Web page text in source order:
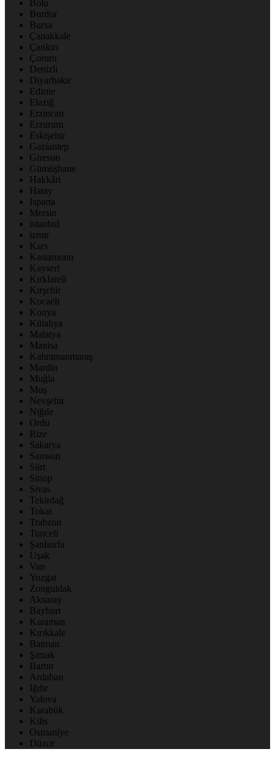
Bolu
Burdur
Bursa
Çanakkale
Çankırı
Çorum
Denizli
Diyarbakır
Edirne
Elazığ
Erzincan
Erzurum
Eskişehir
Gaziantep
Giresun
Gümüşhane
Hakkâri
Hatay
Isparta
Mersin
istanbul
izmir
Kars
Kastamonu
Kayseri
Kırklareli
Kırşehir
Kocaeli
Konya
Kütahya
Malatya
Manisa
Kahramanmaraş
Mardin
Muğla
Muş
Nevşehir
Niğde
Ordu
Rize
Sakarya
Samsun
Siirt
Sinop
Sivas
Tekirdağ
Tokat
Trabzon
Tunceli
Şanlıurfa
Uşak
Van
Yozgat
Zonguldak
Aksaray
Bayburt
Karaman
Kırıkkale
Batman
Şırnak
Bartın
Ardahan
Iğdır
Yalova
Karabük
Kilis
Osmaniye
Düzce